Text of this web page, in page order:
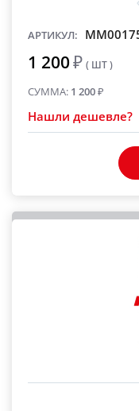
АРТИКУЛ:
1 200₽ ( ШТ )
СУММА: 1 200₽
Нашли дешевле?